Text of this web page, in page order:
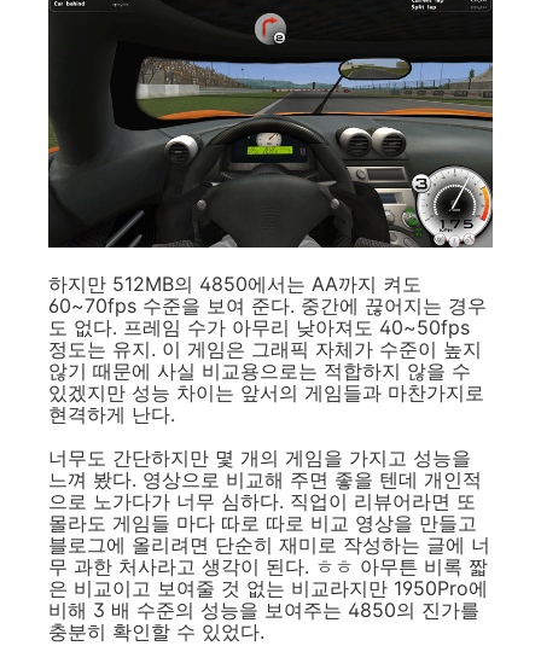
하지만 512MB의 4850에서는 AA까지 켜도
60~70fps 수준을 보여 준다. 중간에 끊어지는 경우
도 없다. 프레임 수가 아무리 낮아져도 40~50fps
정도는 유지. 이 게임은 그래픽 자체가 수준이 높지
않기 때문에 사실 비교용으로는 적합하지 않을 수
있겠지만 성능 차이는 앞서의 게임들과 마찬가지로
현격하게 난다.
너무도 간단하지만 몇 개의 게임을 가지고 성능을
느껴 봤다. 영상으로 비교해 주면 좋을 텐데 개인적
으로 노가다가 너무 심하다. 직업이 리뷰어라면 또
몰라도 게임들 마다 따로 따로 비교 영상을 만들고
블로그에 올리려면 단순히 재미로 작성하는 글에 너
무 과한 처사라고 생각이 된다. ㅎㅎ 아무튼 비록 짧
은 비교이고 보여줄 것 없는 비교라지만 1950Pro에
비해 3 배 수준의 성능을 보여주는 4850의 진가를
충분히 확인할 수 있었다.